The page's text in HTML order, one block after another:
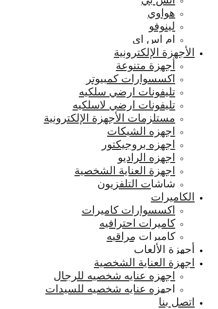
هواوي
لينوفو
ام اس اي
الأجهزة الإلكترونية
أجهزة متنوعة
اكسسوارات كمبيوتر
تليفونات ارضي سلكيه
تليفونات ارضي لاسلكيه
مستلزمات الأجهزة الإلكترونية
اجهزه الشبكات
اجهزه بروجيكتور
اجهزه الراديو
اجهزة العناية الشخصية
شاشات التلفزيون
الكاميرات
اكسسوارات كاميرات
كاميرات احترافيه
كاميرات مراقبه
أجهزة الألعاب
اجهزة العناية الشخصية
اجهزه عنايه شخصيه للرجال
اجهزه عنايه شخصيه للسيدات
اتصل بنا